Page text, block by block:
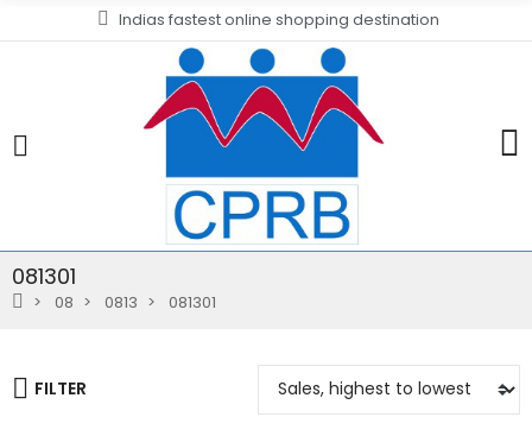
Indias fastest online shopping destination
081301
08 0813 081301
FILTER